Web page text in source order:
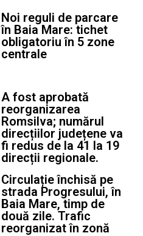
Noi reguli de parcare
în Baia Mare: tichet
obligatoriu în 5 zone
centrale
A fost aprobată
reorganizarea
Romsilva; numărul
direcțiilor județene va
fi redus de la 41 la 19
direcții regionale.
Circulație închisă pe
strada Progresului, în
Baia Mare, timp de
două zile. Trafic
reorganizat în zonă